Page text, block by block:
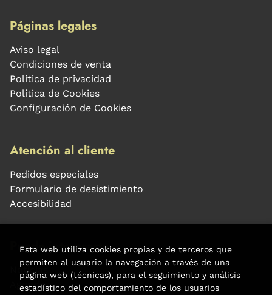
Páginas legales
Aviso legal
Condiciones de venta
Política de privacidad
Política de Cookies
Configuración de Cookies
Atención al cliente
Pedidos especiales
Formulario de desistimiento
Accesibilidad
Puede interesarte
Noticias
Agenda
Esta web utiliza cookies propias y de terceros que
permiten al usuario la navegación a través de una
página web (técnicas), para el seguimiento y análisis
estadístico del comportamiento de los usuarios